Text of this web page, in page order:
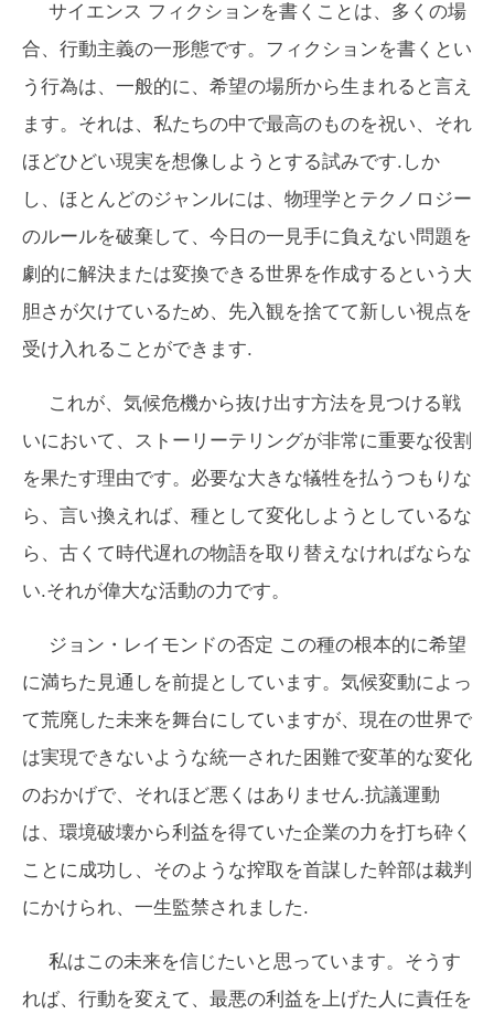
サイエンス フィクションを書くことは、多くの場
合、行動主義の一形態です。フィクションを書くとい
う行為は、一般的に、希望の場所から生まれると言え
ます。それは、私たちの中で最高のものを祝い、それ
ほどひどい現実を想像しようとする試みです.しか
し、ほとんどのジャンルには、物理​​学とテクノロジー
のルールを破棄して、今日の一見手に負えない問題を
劇的に解決または変換できる世界を作成するという大
胆さが欠けているため、先入観を捨てて新しい視点を
受け入れることができます.
これが、気候危機から抜け出す方法を見つける戦
いにおいて、ストーリーテリングが非常に重要な役割
を果たす理由です。必要な大きな犠牲を払うつもりな
ら、言い換えれば、種として変化しようとしているな
ら、古くて時代遅れの物語を取り替えなければならな
い.それが偉大な活動の力です。
ジョン・レイモンドの否定 この種の根本的に希望
に満ちた見通しを前提としています。気候変動によっ
て荒廃した未来を舞台にしていますが、現在の世界で
は実現できないような統一された困難で変革的な変化
のおかげで、それほど悪くはありません.抗議運動
は、環境破壊から利益を得ていた企業の力を打ち砕く
ことに成功し、そのような搾取を首謀した幹部は裁判
にかけられ、一生監禁されました.
私はこの未来を信じたいと思っています。そうす
れば、行動を変えて、最悪の利益を上げた人に責任を